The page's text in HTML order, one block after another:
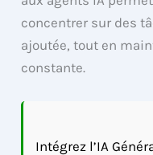
concentrer sur des
ajoutée, tout en
constante.
Intégrez l’IA